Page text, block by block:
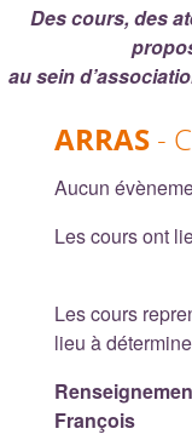
Des cours, des
au sein
ARRAS-
Aucun
Les cours ont
Les cours
lieu à
François